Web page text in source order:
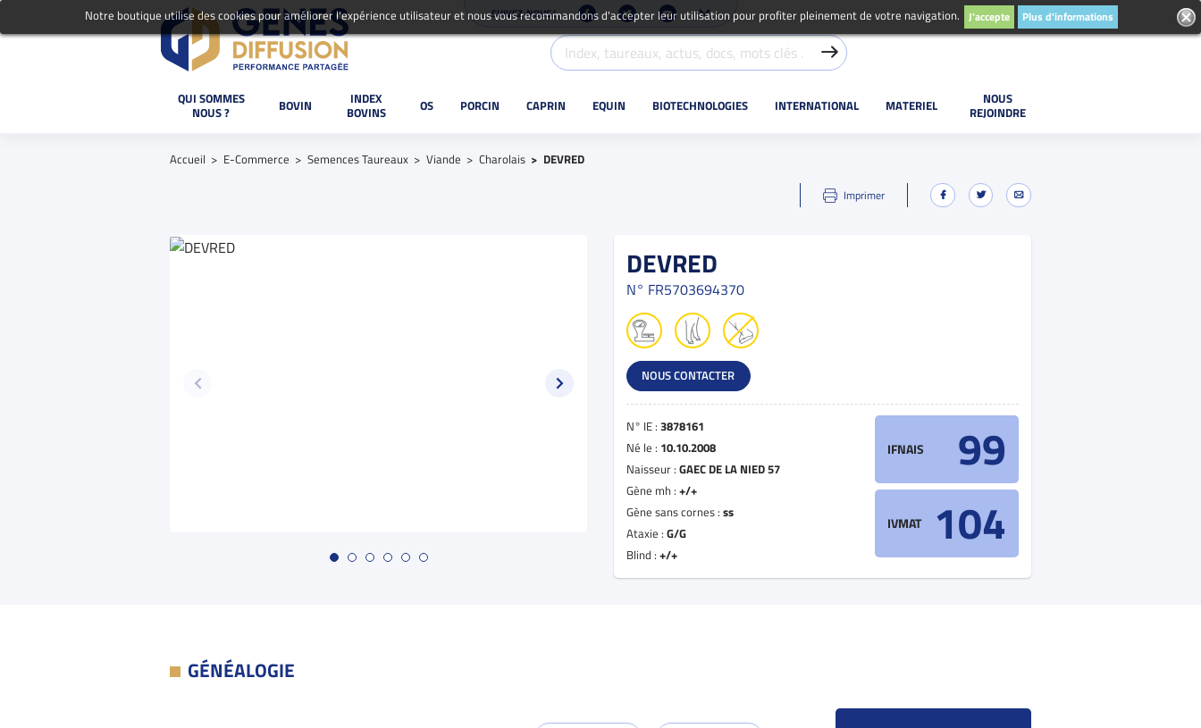
SUIVEZ-NOUS !
QUI SOMMES
NOUS ?
BOVIN
INDEX
BOVINS
OS PORCIN CAPRIN EQUIN BIOTECHNOLOGIES INTERNATIONAL MATERIEL
NOUS
REJOINDRE
Accueil E-Commerce Semences Taureaux Viande Charolais DEVRED
Imprimer
DEVRED
N° FR5703694370
NOUS CONTACTER
N° IE : 3878161
Né le : 10.10.2008
Naisseur : GAEC DE LA NIED 57
Gène mh : +/+
Gène sans cornes : ss
Ataxie : G/G
Blind : +/+
IFNAIS 99
IVMAT 104
GÉNÉALOGIE
Notre boutique utilise des cookies pour améliorer l'expérience utilisateur et nous vous recommandons d'accepter leur utilisation pour profiter pleinement de votre navigation. J'accepte Plus d'informations